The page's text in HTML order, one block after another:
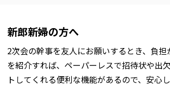
新郎新婦の方へ
2次会の幹事を友人にお願いするとき、負
を紹介すれば、ペーパーレスで招待状や出
トしてくれる便利な機能があるので、安心